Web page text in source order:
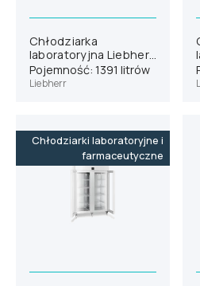
Chłodziarka
laboratoryjna Liebherr
SRPvg 1402
Pojemność: 1391 litrów
Liebherr
Chłodziarki laboratoryjne i
farmaceutyczne